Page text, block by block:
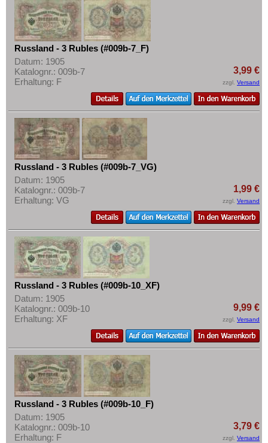
Russland - 3 Rubles (#009b-7_F)
Datum: 1905
Katalognr.: 009b-7
Erhaltung: F
3,99 €
zzgl. Versand
Russland - 3 Rubles (#009b-7_VG)
Datum: 1905
Katalognr.: 009b-7
Erhaltung: VG
1,99 €
zzgl. Versand
Russland - 3 Rubles (#009b-10_XF)
Datum: 1905
Katalognr.: 009b-10
Erhaltung: XF
9,99 €
zzgl. Versand
Russland - 3 Rubles (#009b-10_F)
Datum: 1905
Katalognr.: 009b-10
Erhaltung: F
3,79 €
zzgl. Versand